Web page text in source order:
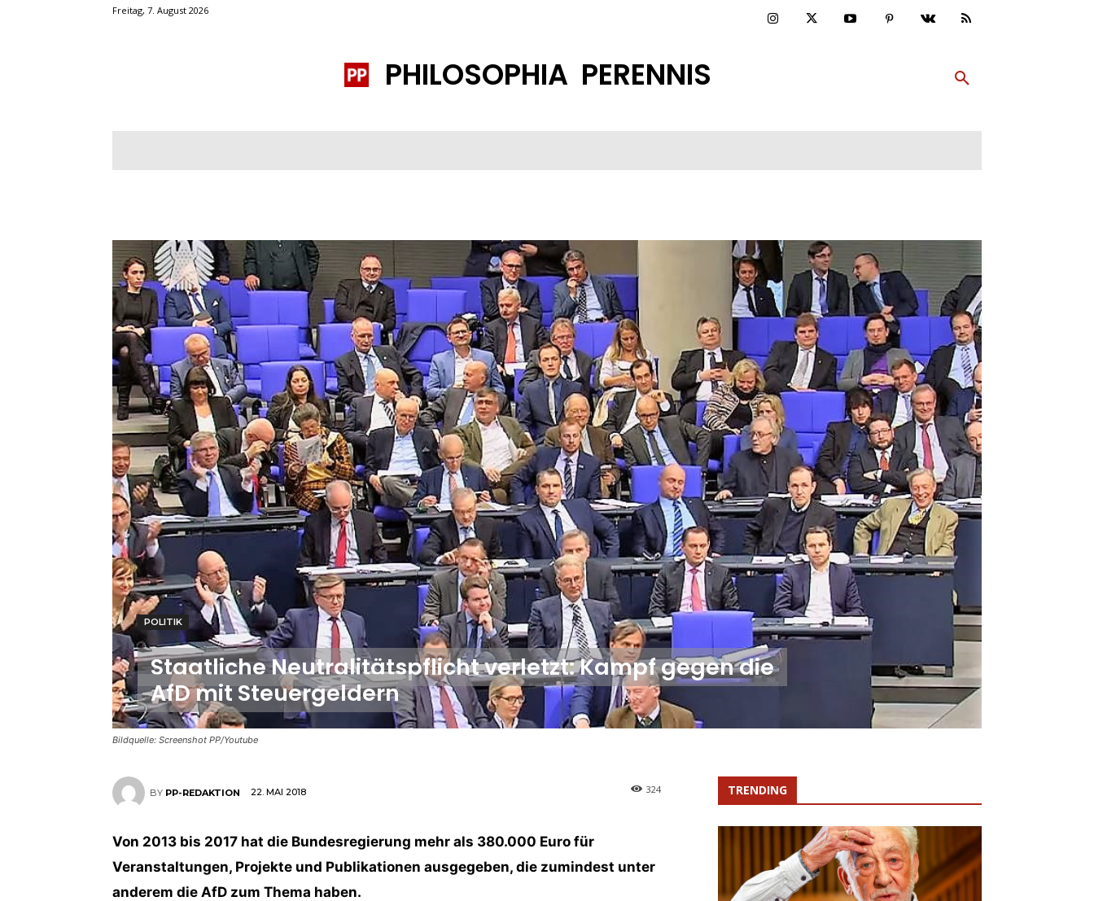
Freitag, 7. August 2026
PHILOSOPHIA PERENNIS
Bildquelle: Screenshot PP/Youtube
POLITIK
Staatliche Neutralitätspflicht verletzt: Kampf gegen die
AfD mit Steuergeldern
BY PP-REDAKTION 22. MAI 2018 324
Von 2013 bis 2017 hat die Bundesregierung mehr als 380.000 Euro für
Veranstaltungen, Projekte und Publikationen ausgegeben, die zumindest unter
anderem die AfD zum Thema haben.
TRENDING